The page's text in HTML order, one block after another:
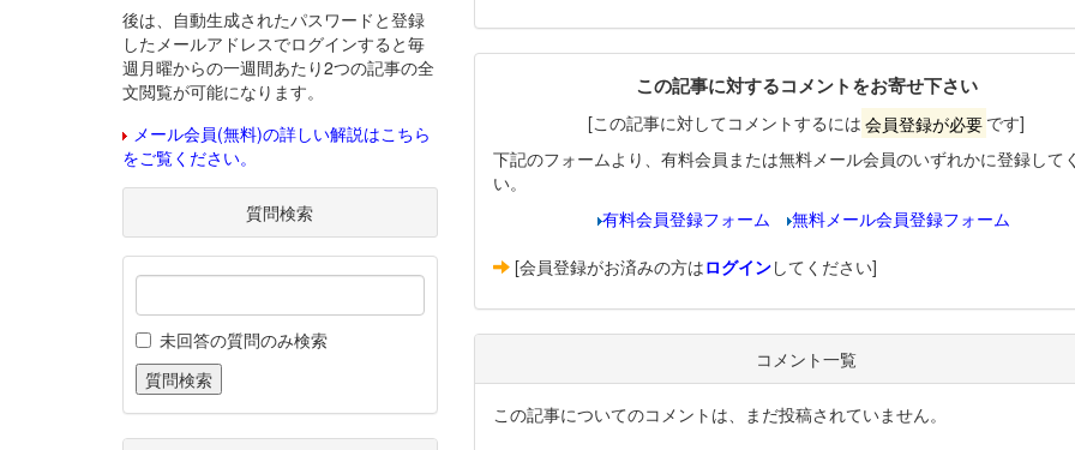
この記事に対するコメントをお寄せ下さい
[この記事に対してコメントするには 会員登録が必要 です]
下記のフォームより、有料会員または無料メール会員のいずれかに登録して
い。
有料会員登録フォーム
無料メール会員登録フォーム
[会員登録がお済みの方はログインしてください]
コメント一覧
この記事についてのコメントは、まだ投稿されていません。
後は、自動生成されたパスワードと登録
したメールアドレスでログインすると毎
週月曜からの一週間あたり2つの記事の全
文閲覧が可能になります。
メール会員(無料)の詳しい解説はこちら
をご覧ください。
質問検索
未回答の質問のみ検索